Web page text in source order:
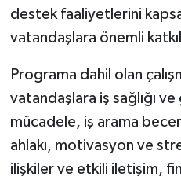
destek faaliyetlerini
vatandaşlara önemli
Programa dahil olan
vatandaşlara iş sağlığı ve
mücadele, iş arama
ahlakı, motivasyon ve
ilişkiler ve etkili iletişim,